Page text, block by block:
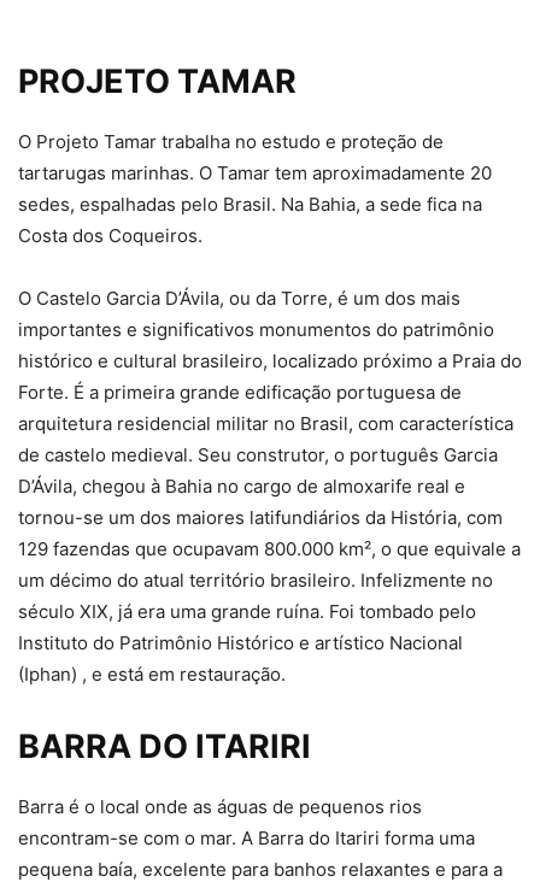
PROJETO TAMAR
O Projeto Tamar trabalha no estudo e proteção de
tartarugas marinhas. O Tamar tem aproximadamente 20
sedes, espalhadas pelo Brasil. Na Bahia, a sede fica na
Costa dos Coqueiros.
O Castelo Garcia D’Ávila, ou da Torre, é um dos mais
importantes e significativos monumentos do patrimônio
histórico e cultural brasileiro, localizado próximo a Praia do
Forte. É a primeira grande edificação portuguesa de
arquitetura residencial militar no Brasil, com característica
de castelo medieval. Seu construtor, o português Garcia
D’Ávila, chegou à Bahia no cargo de almoxarife real e
tornou-se um dos maiores latifundiários da História, com
129 fazendas que ocupavam 800.000 km², o que equivale a
um décimo do atual território brasileiro. Infelizmente no
século XIX, já era uma grande ruína. Foi tombado pelo
Instituto do Patrimônio Histórico e artístico Nacional
(Iphan) , e está em restauração.
BARRA DO ITARIRI
Barra é o local onde as águas de pequenos rios
encontram-se com o mar. A Barra do Itariri forma uma
pequena baía, excelente para banhos relaxantes e para a